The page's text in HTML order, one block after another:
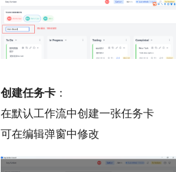
创建任务卡 ：
在默认工作流中创建一张任务卡
可在编辑弹窗中修改